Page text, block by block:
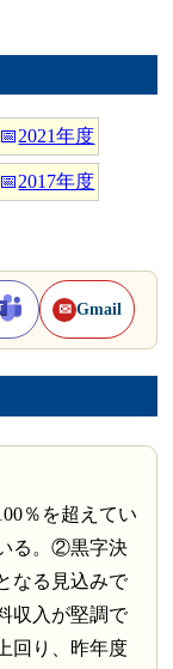
📅2021年度
📅2017年度
✉ Gmail
％を超えてい
る。②黒字決
なる見込みで
収入が堅調で
回り、昨年度